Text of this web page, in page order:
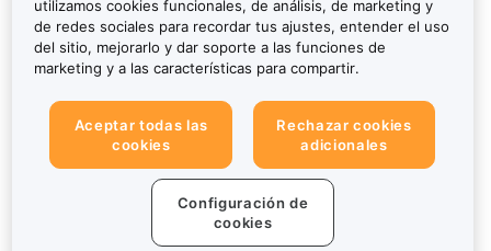
utilizamos cookies funcionales, de análisis, de marketing y
de redes sociales para recordar tus ajustes, entender el uso
del sitio, mejorarlo y dar soporte a las funciones de
marketing y a las características para compartir.
Aceptar todas las
cookies
Rechazar cookies
adicionales
Configuración de
cookies